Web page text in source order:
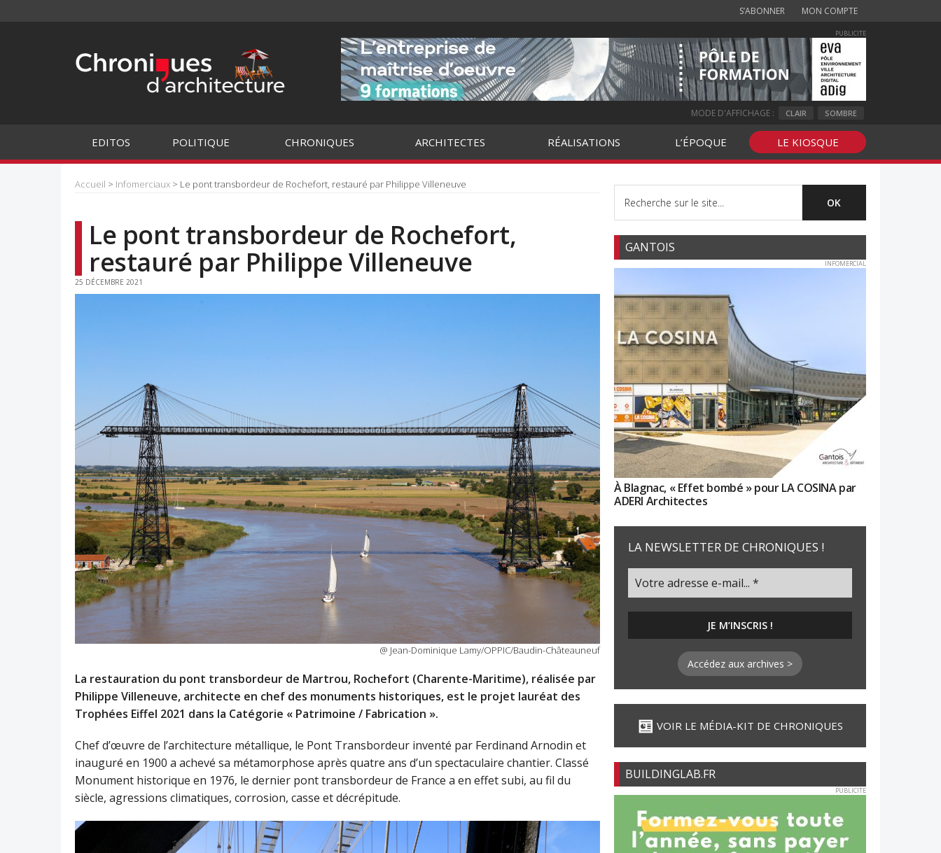
S’ABONNER MON COMPTE
PUBLICITE
MODE D'AFFICHAGE : CLAIR SOMBRE
EDITOS POLITIQUE CHRONIQUES ARCHITECTES RÉALISATIONS L’ÉPOQUE LE KIOSQUE
Accueil > Infomerciaux > Le pont transbordeur de Rochefort, restauré par Philippe Villeneuve
Le pont transbordeur de Rochefort,
restauré par Philippe Villeneuve
25 DÉCEMBRE 2021
@ Jean-Dominique Lamy/OPPIC/Baudin-Châteauneuf
La restauration du pont transbordeur de Martrou, Rochefort (Charente-Maritime), réalisée par
Philippe Villeneuve, architecte en chef des monuments historiques, est le projet lauréat des
Trophées Eiffel 2021 dans la Catégorie « Patrimoine / Fabrication ».
Chef d’œuvre de l’architecture métallique, le Pont Transbordeur inventé par Ferdinand Arnodin et
inauguré en 1900 a achevé sa métamorphose après quatre ans d’un spectaculaire chantier. Classé
Monument historique en 1976, le dernier pont transbordeur de France a en effet subi, au fil du
siècle, agressions climatiques, corrosion, casse et décrépitude.
GANTOIS
INFOMERCIAL
À Blagnac, « Effet bombé » pour LA COSINA par
ADERI Architectes
LA NEWSLETTER DE CHRONIQUES !
Accédez aux archives >
VOIR LE MÉDIA-KIT DE CHRONIQUES
BUILDINGLAB.FR
PUBLICITE